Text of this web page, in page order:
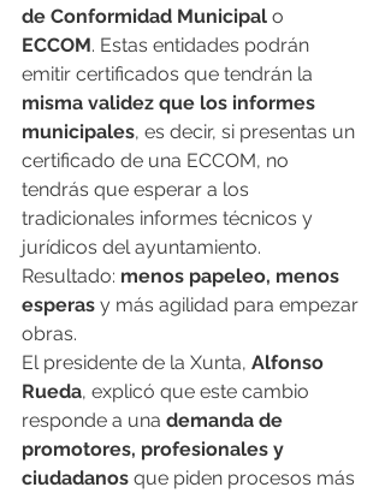
de Conformidad Municipal o
ECCOM. Estas entidades podrán
emitir certificados que tendrán la
misma validez que los informes
municipales, es decir, si presentas un
certificado de una ECCOM, no
tendrás que esperar a los
tradicionales informes técnicos y
jurídicos del ayuntamiento.
Resultado: menos papeleo, menos
esperas y más agilidad para empezar
obras.
El presidente de la Xunta, Alfonso
Rueda, explicó que este cambio
responde a una demanda de
promotores, profesionales y
ciudadanos que piden procesos más